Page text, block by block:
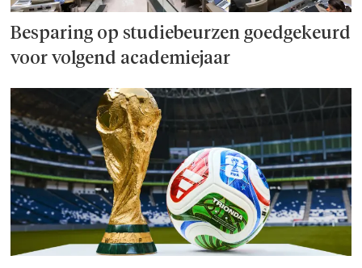
Besparing op studie­beurzen goed­ge­keurd
voor volgend academiejaar